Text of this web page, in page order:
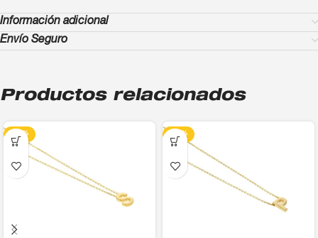
Información adicional
Envío Seguro
Productos relacionados
-13% -13%